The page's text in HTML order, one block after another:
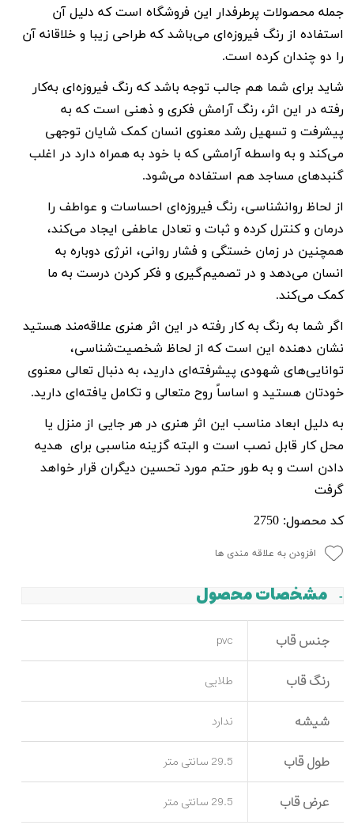
جمله محصولات پر‌طرفدار این فروشگاه است که دلیل آن
استفاده از رنگ فیروزه‌ای می‌باشد که طراحی زیبا و خلاقانه آن
را دو چندان کرده است.
شاید برای شما هم جالب توجه باشد که رنگ فیروزه‌ای به‌کار
رفته در این اثر، رنگ آرامش فکری و ذهنی است که به
پیشرفت و تسهیل رشد معنوی انسان کمک شایان توجهی
می‌کند و به واسطه آرامشی که با خود به همراه دارد در اغلب
گنبد‌های مساجد هم استفاده می‌شود.
از لحاظ روانشناسی، رنگ فیروزه‌ای احساسات و عواطف را
درمان و کنترل کرده و ثبات و تعادل عاطفی ایجاد می‌کند،
همچنین در زمان خستگی و فشار روانی، انرژی دوباره به
انسان می‌دهد و در تصمیم‌گیری و فکر کردن درست به ما
کمک می‌کند.
اگر شما به رنگ به کار رفته در این اثر هنری علاقه‌مند هستید
نشان دهنده این است که از لحاظ شخصیت‌شناسی،
توانایی‌های شهودی پیشرفته‌ای دارید، به دنبال تعالی معنوی
خودتان هستید و اساساً روح متعالی و تکامل یافته‌ای دارید.
به دلیل ابعاد مناسب این اثر هنری در هر جایی از منزل یا
محل کار قابل نصب است و البته گزینه مناسبی برای هدیه
دادن است و به طور حتم مورد تحسین دیگران قرار خواهد
گرفت
کد محصول: 2750
افزودن به علاقه مندی ها
مشخصات محصول
جنس قاب pvc
رنگ قاب طلایی
شیشه ندارد
طول قاب 29.5 سانتی متر
عرض قاب 29.5 سانتی متر